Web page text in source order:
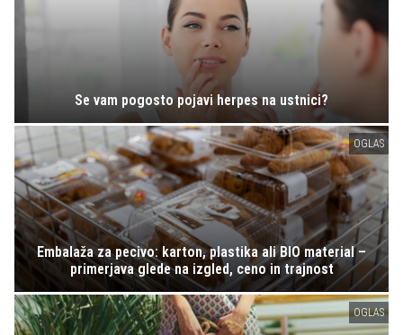
Se vam pogosto pojavi herpes na ustnici?
OGLAS
Embalaža za pecivo: karton, plastika ali BIO material –
primerjava glede na izgled, ceno in trajnost
OGLAS